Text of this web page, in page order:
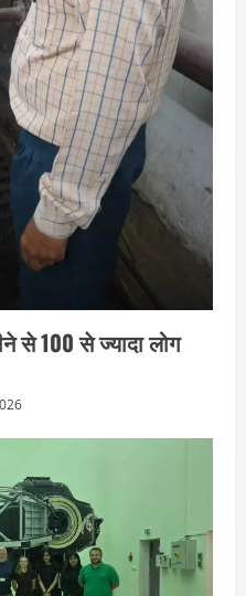
से 100 से ज्यादा लोग
लाइफ स्टाइल